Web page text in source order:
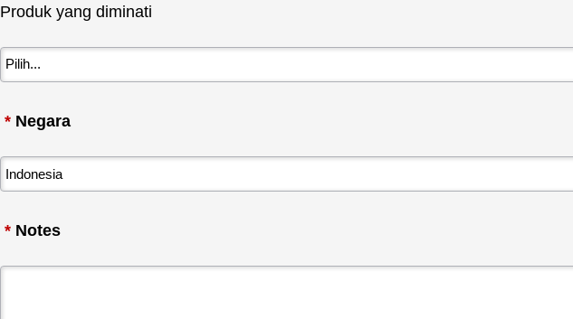
Produk yang diminati
* Negara
* Notes